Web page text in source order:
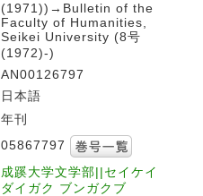
(1971))→Bulletin of the
Faculty of Humanities,
Seikei University (8号
(1972)-)
AN00126797
日本語
年刊
05867797
成蹊大学文学部||セイケイ
ダイガク ブンガクブ